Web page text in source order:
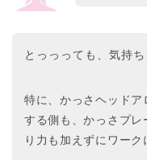
とっっっても、気持
特に、かっさヘッド
する側も、かっさプレ
り力も加えずにワーク